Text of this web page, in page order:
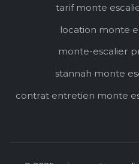
tarif monte
location monte
monte-escalier
stannah monte
contrat entretien monte